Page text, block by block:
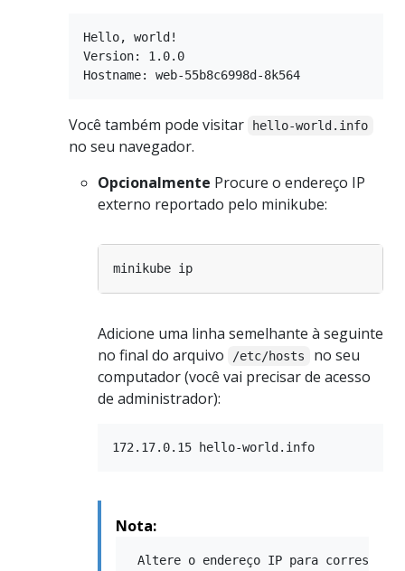
Hello, world!
Version: 1.0.0
Você também pode visitar hello-world.info
no seu navegador.
Opcionalmente Procure o endereço IP
externo reportado pelo minikube:
Adicione uma linha semelhante à seguinte
no final do arquivo
/etc/hosts
no seu
computador (você vai precisar de acesso
de administrador):
Nota: